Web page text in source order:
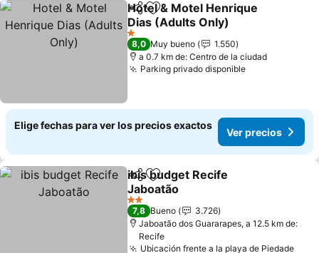
CompartirAgregar a favoritos
Hotel & Motel Henrique
Dias (Adults Only)
1 Estrellas
8,0 Muy bueno
1.550
a 0.7 km de: Centro de la ciudad
Parking privado disponible
Elige fechas para ver los precios exactos
Ver precios
CompartirAgregar a favoritos
ibis budget Recife
Jaboatão
2 Estrellas
7,8 Bueno
3.726
Jaboatão dos Guararapes, a 12.5 km de:
Recife
Ubicación frente a la playa de Piedade